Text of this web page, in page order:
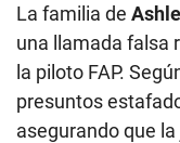
La familia de
una llamada falsa
la piloto FAP.
presuntos
asegurando que